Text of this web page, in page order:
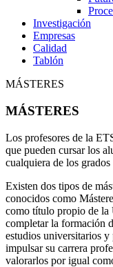
Investigación
Empresas
Calidad
Tablón
MÁSTERES
MÁSTERES
Los profesores de la
que pueden cursar los
cualquiera de los grados
Existen dos tipos de
conocidos como
como título propio de la
completar la formación
estudios universitarios
impulsar su carrera
valorarlos por igual